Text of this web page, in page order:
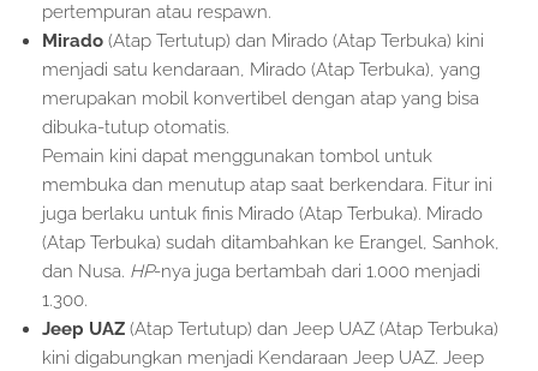
pertempuran atau respawn.
Mirado (Atap Tertutup) dan Mirado (Atap Terbuka) kini
menjadi satu kendaraan, Mirado (Atap Terbuka), yang
merupakan mobil konvertibel dengan atap yang bisa
dibuka-tutup otomatis.
Pemain kini dapat menggunakan tombol untuk
membuka dan menutup atap saat berkendara. Fitur ini
juga berlaku untuk finis Mirado (Atap Terbuka). Mirado
(Atap Terbuka) sudah ditambahkan ke Erangel, Sanhok,
dan Nusa. HP-nya juga bertambah dari 1.000 menjadi
1.300.
Jeep UAZ (Atap Tertutup) dan Jeep UAZ (Atap Terbuka)
kini digabungkan menjadi Kendaraan Jeep UAZ. Jeep